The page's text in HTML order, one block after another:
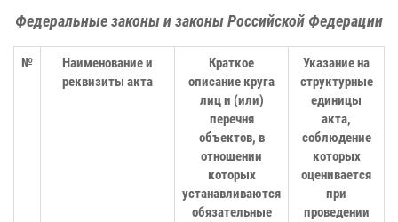
Федеральные законы и законы Российской Федерации
№
Наименование и
реквизиты акта
Краткое
описание круга
лиц и (или)
перечня
объектов, в
отношении
которых
устанавливаются
обязательные
Указание на
структурные
единицы
акта,
соблюдение
которых
оценивается
при
проведении